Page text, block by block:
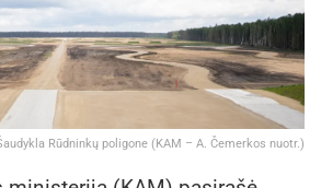
Rūdninkų poligone (KAM – A. Čemerkos nuotr.)